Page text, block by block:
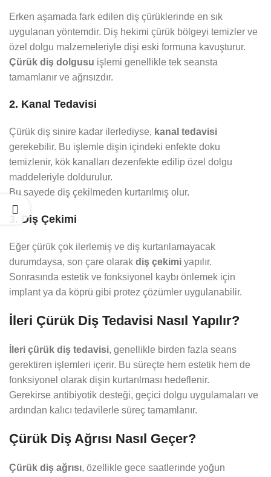
Erken aşamada fark edilen diş çürüklerinde en sık
uygulanan yöntemdir. Diş hekimi çürük bölgeyi temizler ve
özel dolgu malzemeleriyle dişi eski formuna kavuşturur.
Çürük diş dolgusu işlemi genellikle tek seansta
tamamlanır ve ağrısızdır.
2. Kanal Tedavisi
Çürük diş sinire kadar ilerlediyse, kanal tedavisi
gerekebilir. Bu işlemle dişin içindeki enfekte doku
temizlenir, kök kanalları dezenfekte edilip özel dolgu
maddeleriyle doldurulur.
Bu sayede diş çekilmeden kurtarılmış olur.
3. Diş Çekimi
Eğer çürük çok ilerlemiş ve diş kurtarılamayacak
durumdaysa, son çare olarak diş çekimi yapılır.
Sonrasında estetik ve fonksiyonel kaybı önlemek için
implant ya da köprü gibi protez çözümler uygulanabilir.
İleri Çürük Diş Tedavisi Nasıl Yapılır?
İleri çürük diş tedavisi, genellikle birden fazla seans
gerektiren işlemleri içerir. Bu süreçte hem estetik hem de
fonksiyonel olarak dişin kurtarılması hedeflenir.
Gerekirse antibiyotik desteği, geçici dolgu uygulamaları ve
ardından kalıcı tedavilerle süreç tamamlanır.
Çürük Diş Ağrısı Nasıl Geçer?
Çürük diş ağrısı, özellikle gece saatlerinde yoğun